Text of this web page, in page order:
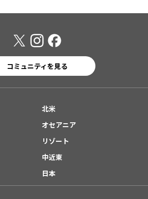
コミュニティを見る
北米
オセアニア
リゾート
中近東
日本